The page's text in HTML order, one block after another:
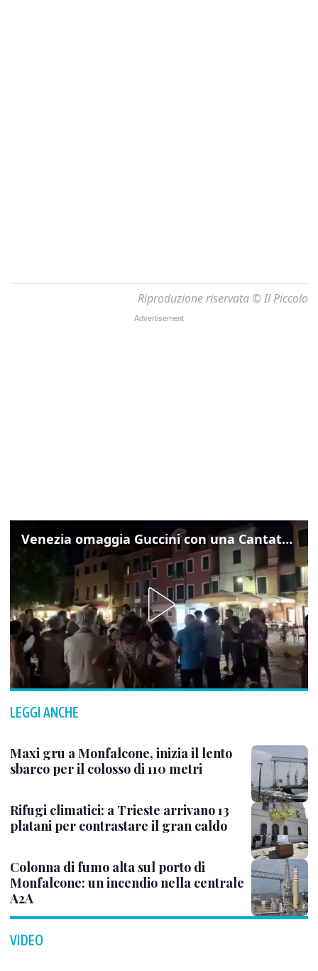
Riproduzione riservata © Il Piccolo
Venezia omaggia Guccini con una Cantata Anarchica in campo Santa Margherita
LEGGI ANCHE
Maxi gru a Monfalcone, inizia il lento
sbarco per il colosso di 110 metri
Rifugi climatici: a Trieste arrivano 13
platani per contrastare il gran caldo
Colonna di fumo alta sul porto di
Monfalcone: un incendio nella centrale
A2A
VIDEO